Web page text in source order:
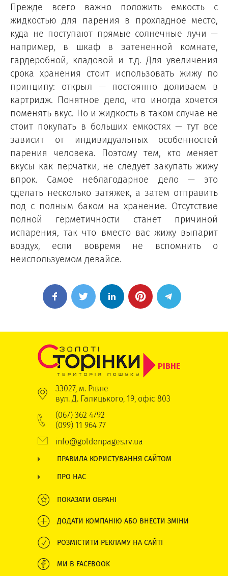
Прежде всего важно положить емкость с
жидкостью для парения в прохладное место,
куда не поступают прямые солнечные лучи —
например, в шкаф в затененной комнате,
гардеробной, кладовой и т.д. Для увеличения
срока хранения стоит использовать жижу по
принципу: открыл — постоянно доливаем в
картридж. Понятное дело, что иногда хочется
поменять вкус. Но и жидкость в таком случае не
стоит покупать в больших емкостях — тут все
зависит от индивидуальных особенностей
парения человека. Поэтому тем, кто меняет
вкусы как перчатки, не следует закупать жижу
впрок. Самое неблагодарное дело — это
сделать несколько затяжек, а затем отправить
под с полным баком на хранение. Отсутствие
полной герметичности станет причиной
испарения, так что вместо вас жижу выпарит
воздух, если вовремя не вспомнить о
неиспользуемом девайсе.
РІВНЕ
33027, м. Рівне
вул. Д. Галицького, 19, офіс 803
(067) 362 4792
(099) 11 964 77
info@goldenpages.rv.ua
ПРАВИЛА КОРИСТУВАННЯ САЙТОМ
ПРО НАС
ПОКАЗАТИ ОБРАНІ
ДОДАТИ КОМПАНІЮ АБО ВНЕСТИ ЗМІНИ
РОЗМІСТИТИ РЕКЛАМУ НА САЙТІ
МИ В FACEBOOK